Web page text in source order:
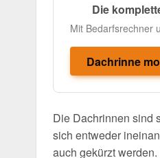
Die
Mit Bedarfsrechner
Dachrinne
Die Dachrinnen sind
sich entweder
auch gekürzt